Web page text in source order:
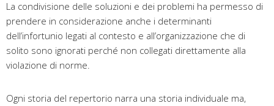
La condivisione delle soluzioni e dei problemi ha permesso di
prendere in considerazione anche i determinanti
dell’infortunio legati al contesto e all’organizzazione che di
solito sono ignorati perché non collegati direttamente alla
violazione di norme.
Ogni storia del repertorio narra una storia individuale ma,